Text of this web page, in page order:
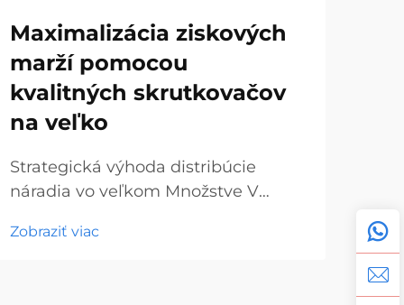
Maximalizácia ziskových
marží pomocou
kvalitných skrutkovačov
na veľko
Strategická výhoda distribúcie
náradia vo veľkom Množstve V
hardvérom a stavebným
Zobraziť viac